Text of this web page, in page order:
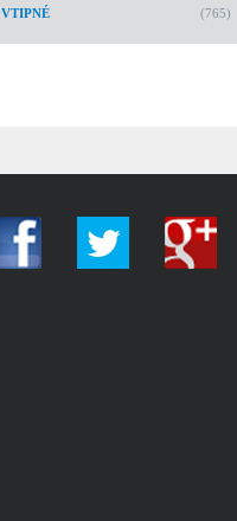
VTIPNÉ (765)